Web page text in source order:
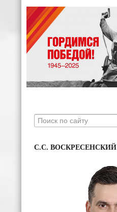
С.С. ВОСКРЕСЕНСКИЙ